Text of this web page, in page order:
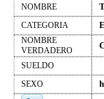
NOMBRE
CATEGORIA
NOMBRE
VERDADERO
SUELDO
SEXO